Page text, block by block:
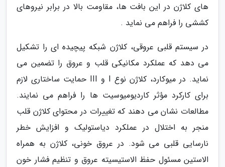
های کلاژن در این بافت ها، مقاومت بالا در برابر نیروهای
کششی را فراهم می نماید .
در سیستم قلبی عروقی، کلاژن شبکه پیچیده ای را تشکیل
می دهد که عملکرد مکانیکی قلب و عروق را تضمین می
نماید. در میوکارد، کلاژن نوع I و III حمایت ساختاری لازم
برای کارکرد مؤثر کاردیومیوسیت ها را فراهم می نمایند.
مطالعات نشان می دهند که تغییرات در محتوای کلاژن قلب
منجر به اختلال در عملکرد دیاستولیک و افزایش خطر
نارسایی قلبی می شود. در عروق خونی، کلاژن به همراه
الاستین مسئول حفظ الاستیسیته عروق و تنظیم فشار خون